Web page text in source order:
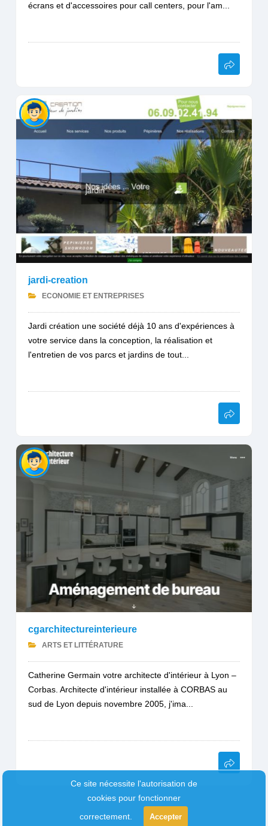
écrans et d'accessoires pour call centers, pour l'am...
jardi-creation
ECONOMIE ET ENTREPRISES
Jardi création une société déjà 10 ans d'expériences à
votre service dans la conception, la réalisation et
l'entretien de vos parcs et jardins de tout...
cgarchitectureinterieure
ARTS ET LITTÉRATURE
Catherine Germain votre architecte d'intérieur à Lyon –
Corbas. Architecte d'intérieur installée à CORBAS au
sud de Lyon depuis novembre 2005, j'ima...
Ce site nécessite l'autorisation de
cookies pour fonctionner
correctement.
Accepter